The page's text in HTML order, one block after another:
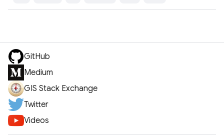
GitHub
Medium
GIS Stack Exchange
Twitter
Videos